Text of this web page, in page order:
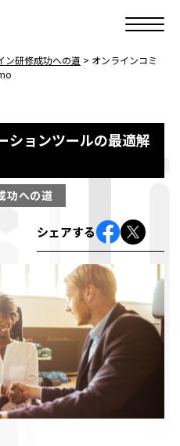
ン研修成功への道 > オンラインコミ
ションツールの最適解
功への道
シェアする